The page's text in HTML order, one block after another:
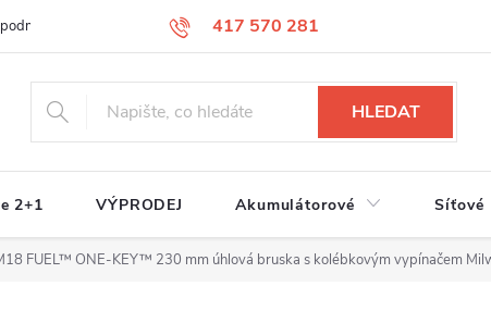
417 570 281
Podmínky ochrany osobních údajů
HLEDAT
2+1 VÝPRODEJ Akumulátorové Síťové
FUEL™ ONE-KEY™ 230 mm úhlová bruska s kolébkovým vypínačem